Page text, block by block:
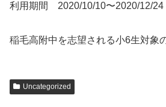
利用期間 2020/10/10〜2020/12/24
稲毛高附中を志望される小6生対象
Uncategorized